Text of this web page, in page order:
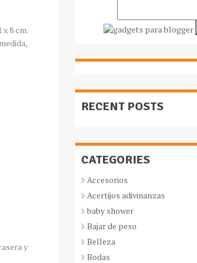
8 cm.
y
RECENT POSTS
CATEGORIES
Accesorios
Acertijos adivinanzas
baby shower
Bajar de peso
Belleza
Bodas